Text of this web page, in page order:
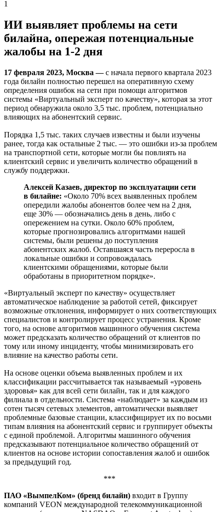
1
ИИ выявляет проблемы на сети
билайна, опережая потенциальные
жалобы на 1-2 дня
17 февраля 2023, Москва —с начала первого квартала 2023
года билайн полностью перешел на оперативную схему
определения ошибок на сети при помощи алгоритмов
системы «Виртуальный эксперт по качеству», которая за этот
период обнаружила около 3,5 тыс. проблем, потенциально
влияющих на абонентский сервис.
Порядка 1,5 тыс. таких случаев известны и были изучены
ранее, тогда как остальные 2 тыс. — это ошибки из-за проблем
на транспортной сети, которые могли бы повлиять на
клиентский сервис и увеличить количество обращений в
службу поддержки.
Алексей Казаев, директор по эксплуатации сети
в билайне: «Около 70% всех выявленных проблем
опередили жалобы абонентов более чем на 2 дня,
еще 30% — обозначались день в день, либо с
опережением на сутки. Около 60% проблем,
которые прогнозировались алгоритмами нашей
системы, были решены до поступления
абонентских жалоб. Оставшаяся часть переросла в
локальные ошибки и сопровождалась
клиентскими обращениями, которые были
обработаны в приоритетном порядке».
«Виртуальный эксперт по качеству» осуществляет
автоматическое наблюдение за работой сетей, фиксирует
возможные отклонения, информирует о них соответствующих
специалистов и контролирует процесс устранения. Кроме
того, на основе алгоритмов машинного обучения система
может предсказать количество обращений от клиентов по
тому или иному инциденту, чтобы минимизировать его
влияние на качество работы сети.
На основе оценки объема выявленных проблем и их
классификации рассчитывается так называемый «уровень
здоровья» как для всей сети билайн, так и для каждого
филиала в отдельности. Система «наблюдает» за каждым из
сотен тысяч сетевых элементов, автоматически выявляет
проблемные базовые станции, классифицирует их по восьми
типам влияния на абонентский сервис и группирует объекты
с единой проблемой. Алгоритмы машинного обучения
предсказывают потенциальное количество обращений от
клиентов на основе истории сопоставления жалоб и ошибок
за предыдущий год.
***
ПАО «ВымпелКом» (бренд билайн) входит в Группу
компаний VEON международной телекоммуникационной